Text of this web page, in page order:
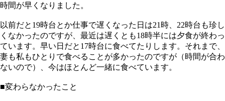
時間が早くなりました。
以前だと19時台とか仕事で遅くなった日は21時、22時台も珍し
くなかったのですが、最近は遅くとも18時半には夕食が終わっ
ています。早い日だと17時台に食べてたりします。それまで、
妻も私もひとりで食べることが多かったのですが（時間が合わ
ないので）、今はほとんど一緒に食べています。
■変わらなかったこと